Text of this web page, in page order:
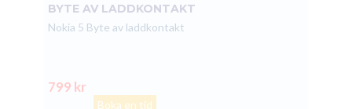
BYTE AV LADDKONTAKT
Nokia 5 Byte av laddkontakt
799 kr
Boka en tid